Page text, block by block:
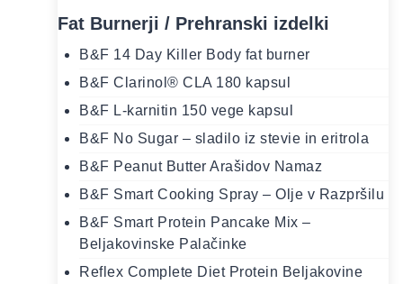
Fat Burnerji / Prehranski izdelki
B&F 14 Day Killer Body fat burner
B&F Clarinol® CLA 180 kapsul
B&F L-karnitin 150 vege kapsul
B&F No Sugar – sladilo iz stevie in eritrola
B&F Peanut Butter Arašidov Namaz
B&F Smart Cooking Spray – Olje v Razpršilu
B&F Smart Protein Pancake Mix –
Beljakovinske Palačinke
Reflex Complete Diet Protein Beljakovine